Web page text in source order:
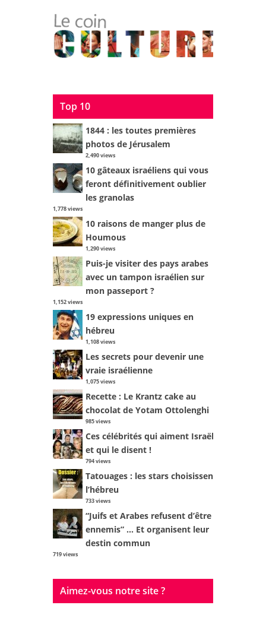
Top 10
1844 : les toutes premières
photos de Jérusalem
2,490 views
10 gâteaux israéliens qui vous
feront définitivement oublier
les granolas
1,778 views
10 raisons de manger plus de
Houmous
1,290 views
Puis-je visiter des pays arabes
avec un tampon israélien sur
mon passeport ?
1,152 views
19 expressions uniques en
hébreu
1,108 views
Les secrets pour devenir une
vraie israélienne
1,075 views
Recette : Le Krantz cake au
chocolat de Yotam Ottolenghi
985 views
Ces célébrités qui aiment Israël
et qui le disent !
794 views
Tatouages : les stars choisissent
l’hébreu
733 views
“Juifs et Arabes refusent d’être
ennemis” … Et organisent leur
destin commun
719 views
Aimez-vous notre site ?